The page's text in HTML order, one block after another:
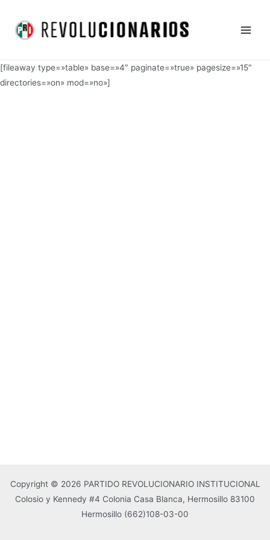
contenido
[fileaway type=»table» base=»4″ paginate=»true» pagesize=»15″
directories=»on» mod=»no»]
Copyright © 2026 PARTIDO REVOLUCIONARIO INSTITUCIONAL
Colosio y Kennedy #4 Colonia Casa Blanca, Hermosillo 83100
Hermosillo (662)108-03-00